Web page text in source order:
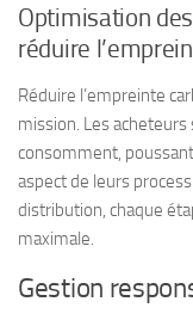
Optimisation
réduire
Réduire l’empreinte
mission. Les
consomment,
aspect de leurs
distribution, chaque
maximale.
Gestion